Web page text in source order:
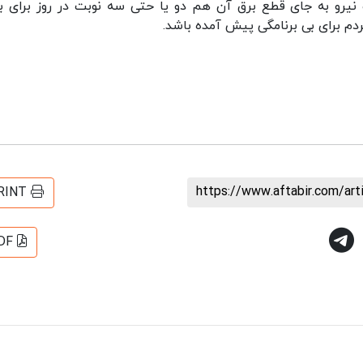
به جای قطع برق آن هم دو یا حتی سه نوبت در روز برای
برای بی برنامگی پیش آمده باشد.
https://www.aftabir.com/